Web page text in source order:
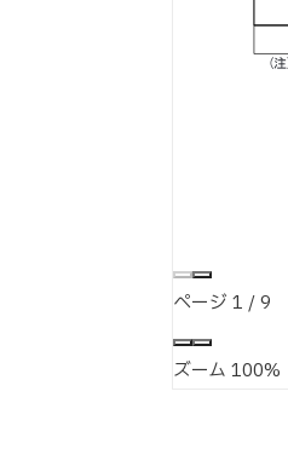
ページ 1 /9
ズーム 100%